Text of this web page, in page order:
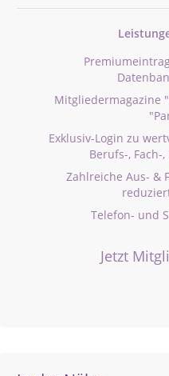
Mitgliedermagazine
Exklusiv-Login zu
Berufs-, Fach-
Zahlreiche Aus- &
Telefon- und
Jetzt